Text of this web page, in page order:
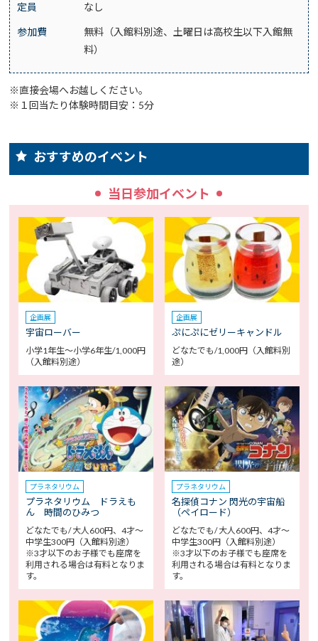
定員 なし
参加費
無料（入館料別途、土曜日は高校生以下入館無
料）
※直接会場へお越しください。
※１回当たり体験時間目安：5分
おすすめのイベント
当日参加イベント
企画展
宇宙ローバー
小学1年生～小学6年生/1,000円
（入館料別途）
企画展
ぷにぷにゼリーキャンドル
どなたでも/1,000円（入館料別
途）
プラネタリウム
プラネタリウム ドラえも
ん 時間のひみつ
どなたでも/ 大人600円、4才～
中学生300円（入館料別途）
※3才以下のお子様でも座席を
利用される場合は有料となりま
す。
プラネタリウム
名探偵コナン 閃光の宇宙船
（ペイロード）
どなたでも/ 大人600円、4才～
中学生300円（入館料別途）
※3才以下のお子様でも座席を
利用される場合は有料となりま
す。